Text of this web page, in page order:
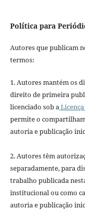
Política para
Autores que publicam
termos:
1. Autores mantém os
direito de primeira
licenciado sob a
permite o
autoria e publicação
2. Autores têm
separadamente, para
trabalho publicada
institucional ou como
autoria e publicação